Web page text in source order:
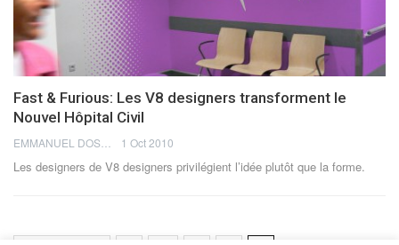
Fast & Furious: Les V8 designers transforment le
Nouvel Hôpital Civil
1 Oct 2010
Les designers de V8 designers privilégient l’idée plutôt que la forme.